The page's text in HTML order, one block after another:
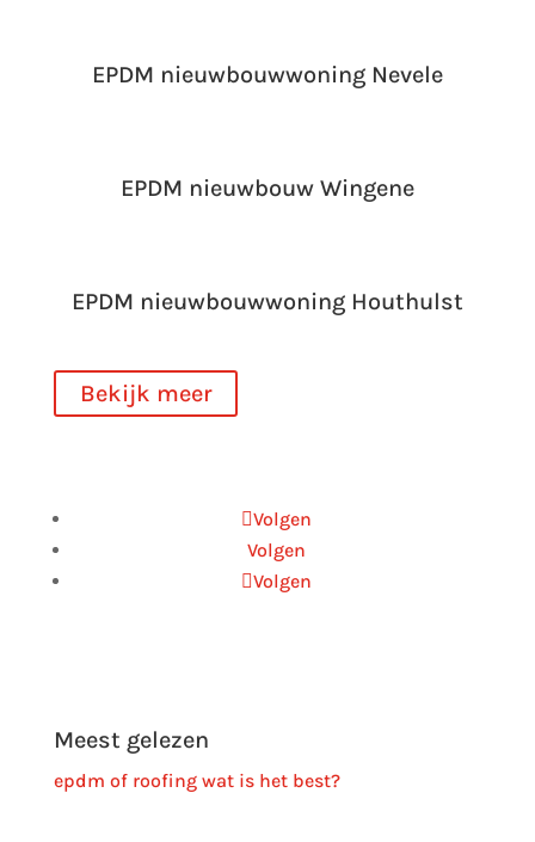
EPDM nieuwbouwwoning Nevele
EPDM nieuwbouw Wingene
EPDM nieuwbouwwoning Houthulst
Bekijk meer
Volgen
Volgen
Volgen
Meest gelezen
epdm of roofing wat is het best?